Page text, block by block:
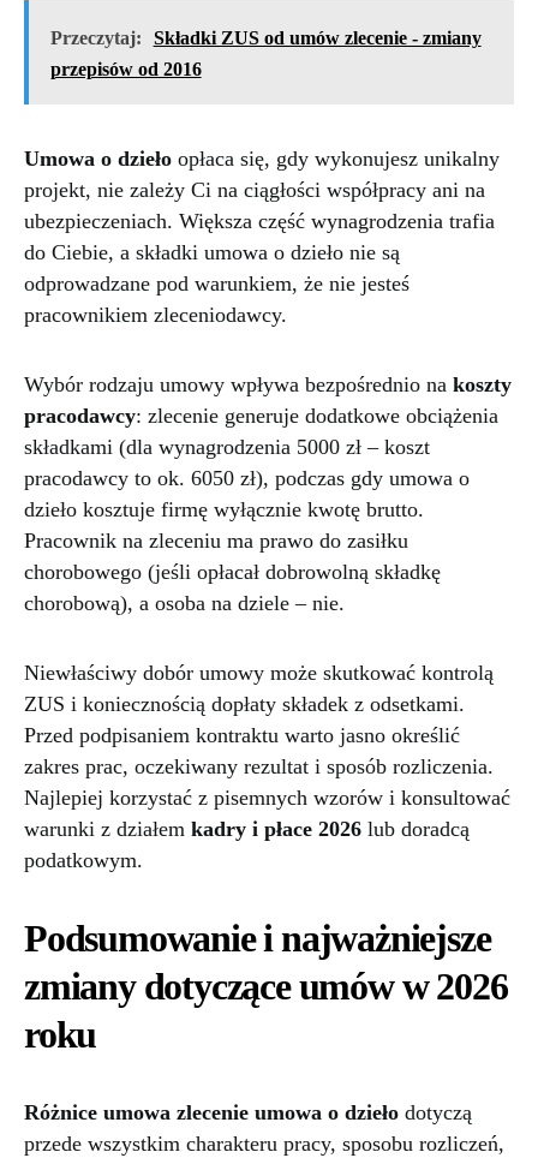
Przeczytaj:
Składki ZUS od umów zlecenie - zmiany
przepisów od 2016
Umowa o dzieło opłaca się, gdy wykonujesz unikalny
projekt, nie zależy Ci na ciągłości współpracy ani na
ubezpieczeniach. Większa część wynagrodzenia trafia
do Ciebie, a składki umowa o dzieło nie są
odprowadzane pod warunkiem, że nie jesteś
pracownikiem zleceniodawcy.
Wybór rodzaju umowy wpływa bezpośrednio na koszty
pracodawcy: zlecenie generuje dodatkowe obciążenia
składkami (dla wynagrodzenia 5000 zł – koszt
pracodawcy to ok. 6050 zł), podczas gdy umowa o
dzieło kosztuje firmę wyłącznie kwotę brutto.
Pracownik na zleceniu ma prawo do zasiłku
chorobowego (jeśli opłacał dobrowolną składkę
chorobową), a osoba na dziele – nie.
Niewłaściwy dobór umowy może skutkować kontrolą
ZUS i koniecznością dopłaty składek z odsetkami.
Przed podpisaniem kontraktu warto jasno określić
zakres prac, oczekiwany rezultat i sposób rozliczenia.
Najlepiej korzystać z pisemnych wzorów i konsultować
warunki z działem kadry i płace 2026 lub doradcą
podatkowym.
Podsumowanie i najważniejsze
zmiany dotyczące umów w 2026
roku
Różnice umowa zlecenie umowa o dzieło dotyczą
przede wszystkim charakteru pracy, sposobu rozliczeń,